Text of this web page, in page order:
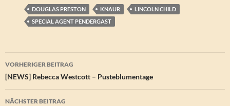
DOUGLAS PRESTON KNAUR
LINCOLN CHILD
SPECIAL AGENT PENDERGAST
Beitragsnavigation
VORHERIGER BEITRAG
[NEWS] Rebecca Westcott – Pusteblumentage
NÄCHSTER BEITRAG